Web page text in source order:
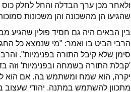
ולאחר מכן ערך הבדלה והחל לחלק כוס
שהגיעו הן מהשכונה והן משכונות סמוכות
בין הבאים היה גם חסיד פולין שהגיע
הרבי הביט בו ואמר: "מי שנמצא כל
סימן שלא קיבל התורה בפנימיות".
'קבלת התורה בשמחה ובפנימיות' וזה
יקרה, הוא שמח ומשתמש בה. אם הוא
מתכוון להשתמש במתנה. יהודי שעצוב